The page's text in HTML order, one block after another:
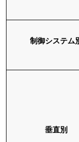
制御システム
垂直別